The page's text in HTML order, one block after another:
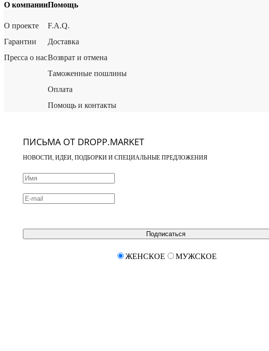
О компании
О проекте
Гарантии
Пресса о нас
Помощь
F.A.Q.
Доставка
Возврат и отмена
Таможенные пошлины
Оплата
Помощь и контакты
ПИСЬМА ОТ DROPP.MARKET
НОВОСТИ, ИДЕИ, ПОДБОРКИ И СПЕЦИАЛЬНЫЕ ПРЕДЛОЖЕНИЯ
Подписаться
ЖЕНСКОЕ МУЖСКОЕ